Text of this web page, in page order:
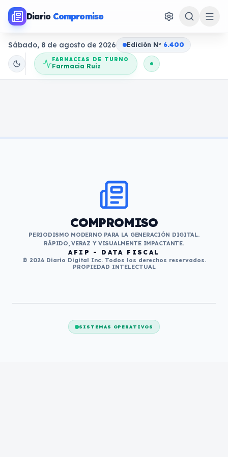
Diario Compromiso
Sábado, 8 de agosto de 2026 Edición No 6.400
FARMACIAS DE TURNO
Farmacia Ruiz
COMPROMISO
PERIODISMO MODERNO PARA LA GENERACIÓN DIGITAL.
RÁPIDO, VERAZ Y VISUALMENTE IMPACTANTE.
AFIP - DATA FISCAL
© 2026 Diario Digital Inc. Todos los derechos reservados.
PROPIEDAD INTELECTUAL
SISTEMAS OPERATIVOS